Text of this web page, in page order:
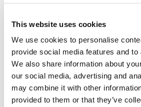
This website uses cookies
We use cookies to personalise
provide social media features and
We also share information about
our social media, advertising and
may combine it with other
provided to them or that they’ve
Feier nach der Priesterweihe von